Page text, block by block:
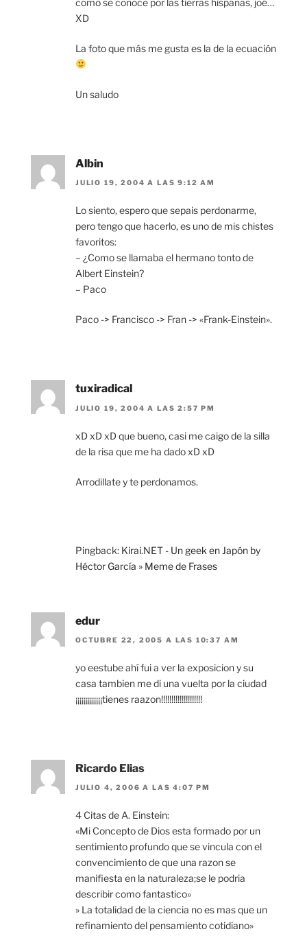
XD
La foto que más me gusta es la de la ecuación
Un saludo
Albin
JULIO 19, 2004 A LAS 9:12 AM
Lo siento, espero que sepais perdonarme,
pero tengo que hacerlo, es uno de mis chistes
favoritos:
– ¿Como se llamaba el hermano tonto de
Albert Einstein?
– Paco
Paco -> Francisco -> Fran -> «Frank-Einstein».
tuxiradical
JULIO 19, 2004 A LAS 2:57 PM
xD xD xD que bueno, casi me caigo de la silla
de la risa que me ha dado xD xD
Arrodillate y te perdonamos.
Pingback: Kirai.NET - Un geek en Japón by
Héctor García » Meme de Frases
edur
OCTUBRE 22, 2005 A LAS 10:37 AM
yo eestube ahí fui a ver la exposicion y su
casa tambien me di una vuelta por la ciudad
¡¡¡¡¡¡¡¡¡¡¡¡¡tienes raazon!!!!!!!!!!!!!!!!!!!!
Ricardo Elias
JULIO 4, 2006 A LAS 4:07 PM
4 Citas de A. Einstein:
«Mi Concepto de Dios esta formado por un
sentimiento profundo que se vincula con el
convencimiento de que una razon se
manifiesta en la naturaleza;se le podria
describir como fantastico»
» La totalidad de la ciencia no es mas que un
refinamiento del pensamiento cotidiano»